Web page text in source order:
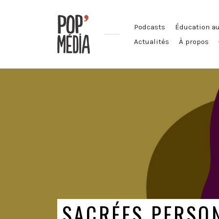
nos
Podcasts Éducation
Actualités
À propos